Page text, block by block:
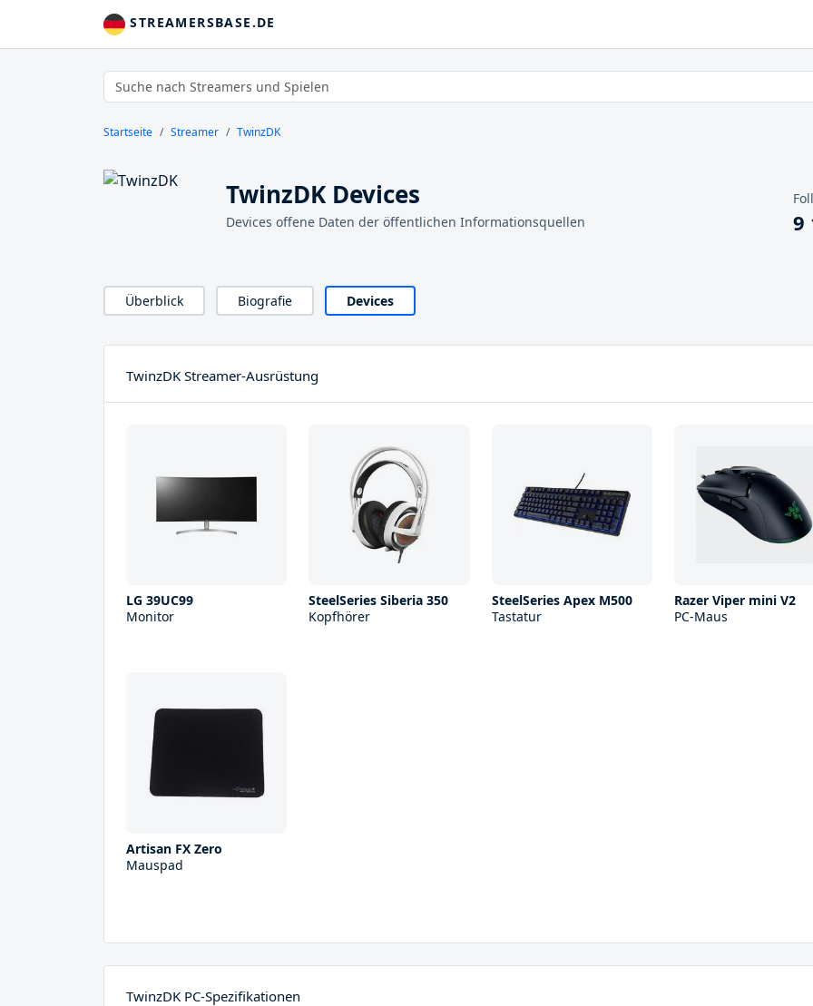
STREAMERSBASE.DE
Startseite Streamer TwinzDK
TwinzDK Devices
Devices offene Daten der öffentlichen Informationsquellen 9
Überblick Biografie Devices
TwinzDK Streamer-Ausrüstung
LG 39UC99
Monitor
SteelSeries Siberia 350
Kopfhörer
SteelSeries Apex M500
Tastatur
Razer Viper mini V2
PC-Maus
Artisan FX Zero
Mauspad
TwinzDK PC-Spezifikationen